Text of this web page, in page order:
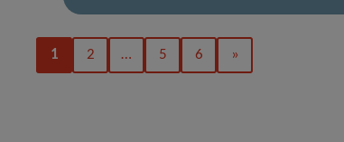
1 2 … 5 6 »